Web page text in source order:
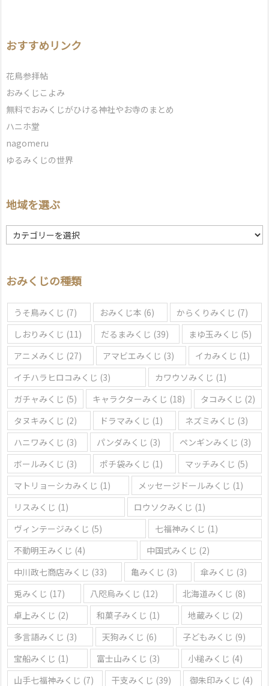
おすすめリンク
花鳥参拝帖
おみくじこよみ
無料でおみくじがひける神社やお寺のまとめ
ハニホ堂
nagomeru
ゆるみくじの世界
地域を選ぶ
地
域
ぶ
おみくじの種類
うそ鳥みくじ (7) おみくじ本 (6) からくりみくじ (7)
しおりみくじ (11) だるまみくじ (39) まゆ玉みくじ (5)
アニメみくじ (27) アマビエみくじ (3) イカみくじ (1)
イチハラヒロコみくじ (3) カワウソみくじ (1)
ガチャみくじ (5) キャラクターみくじ (18) タコみくじ (2)
タヌキみくじ (2) ドラマみくじ (1) ネズミみくじ (3)
ハニワみくじ (3) パンダみくじ (3) ペンギンみくじ (3)
ボールみくじ (3) ポチ袋みくじ (1) マッチみくじ (5)
マトリョーシカみくじ (1) メッセージドールみくじ (1)
リスみくじ (1) ロウソクみくじ (1)
ヴィンテージみくじ (5) 七福神みくじ (1)
不動明王みくじ (4) 中国式みくじ (2)
中川政七商店みくじ (33) 亀みくじ (3) 傘みくじ (3)
兎みくじ (17) 八咫烏みくじ (12) 北海道みくじ (8)
卓上みくじ (2) 和菓子みくじ (1) 地蔵みくじ (2)
多言語みくじ (3) 天狗みくじ (6) 子どもみくじ (9)
宝船みくじ (1) 富士山みくじ (3) 小槌みくじ (4)
山手七福神みくじ (7) 干支みくじ (39) 御朱印みくじ (4)